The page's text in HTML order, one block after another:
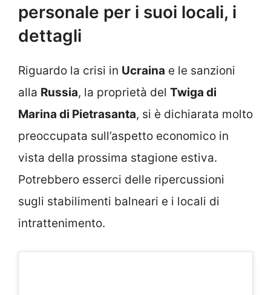
personale per i suoi locali, i
dettagli
Riguardo la crisi in Ucraina e le sanzioni
alla Russia, la proprietà del Twiga di
Marina di Pietrasanta, si è dichiarata molto
preoccupata sull’aspetto economico in
vista della prossima stagione estiva.
Potrebbero esserci delle ripercussioni
sugli stabilimenti balneari e i locali di
intrattenimento.